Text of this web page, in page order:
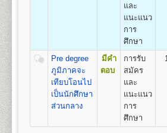
http://www.regis.ru.ac.th/index.php/
และ
แนะแนว
การ
ศึกษา
Pre degree
ภูมิภาคจะ
เทียบโอนไป
เป็นนักศึกษา
ส่วนกลาง
มีคำ
ตอบ
การรับ
สมัคร
และ
แนะแนว
การ
ศึกษา